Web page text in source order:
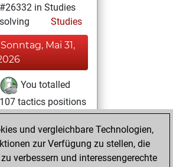
#26332 in Studies
solving
Studies
Sonntag, Mai 31,
You totalled
107 tactics positions
Tactics
solved 98 tactics
positions
und vergleichbare Technologien,
zur Verfügung zu stellen, die
verbessern und interessengerechte